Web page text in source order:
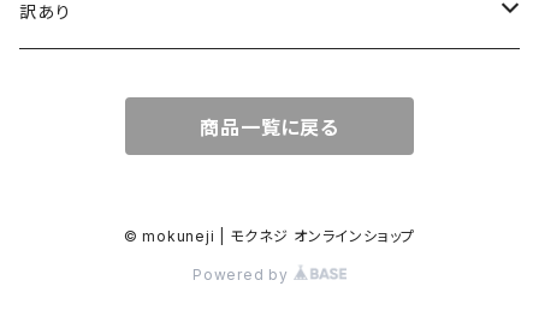
訳あり
商品一覧に戻る
© mokuneji | モクネジ オンラインショップ
Powered by